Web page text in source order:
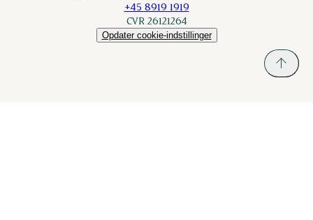
+45 8919 1919
CVR 26121264
Opdater cookie-indstillinger